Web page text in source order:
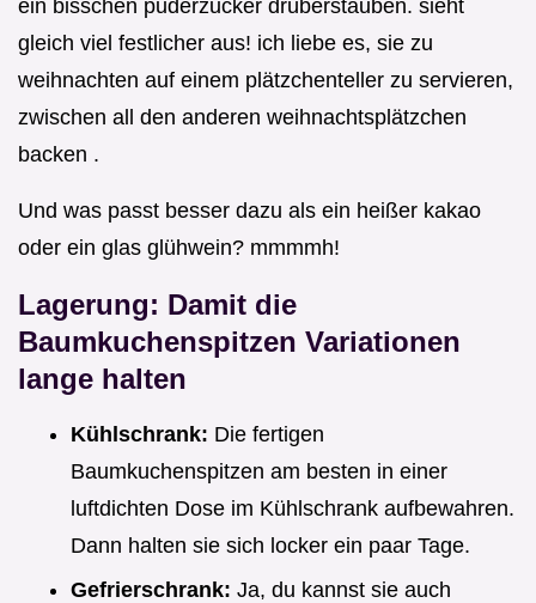
ein bisschen puderzucker drüberstäuben. sieht
gleich viel festlicher aus! ich liebe es, sie zu
weihnachten auf einem plätzchenteller zu servieren,
zwischen all den anderen weihnachtsplätzchen
backen .
Und was passt besser dazu als ein heißer kakao
oder ein glas glühwein? mmmmh!
Lagerung: Damit die
Baumkuchenspitzen Variationen
lange halten
Kühlschrank: Die fertigen
Baumkuchenspitzen am besten in einer
luftdichten Dose im Kühlschrank aufbewahren.
Dann halten sie sich locker ein paar Tage.
Gefrierschrank: Ja, du kannst sie auch